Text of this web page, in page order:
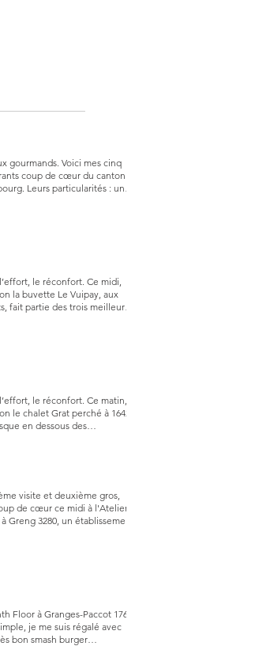
gourmands. Voici mes cinq
coup de cœur du canton
Leurs particularités : un
le réconfort. Ce midi,
la buvette Le Vuipay, aux
fait partie des trois meilleures
le réconfort. Ce matin,
le chalet Grat perché à 1642
en dessous des
visite et deuxième gros,
de cœur ce midi à l'Atelier
Greng 3280, un établissement
Floor à Granges-Paccot 1763.
je me suis régalé avec
bon smash burger